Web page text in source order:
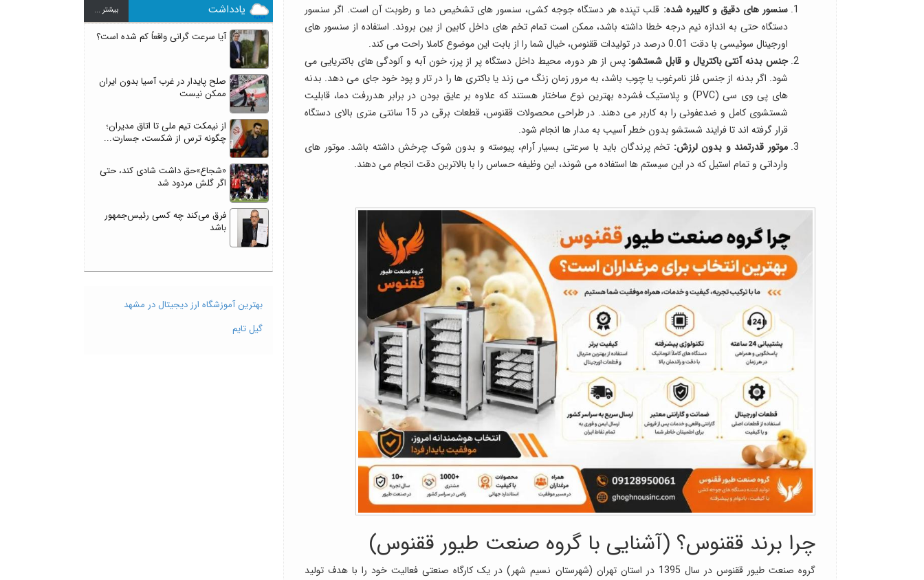
سنسور های دقیق و کالیبره شده: قلب تپنده هر دستگاه جوجه کشی، سنسور های تشخیص دما و رطوبت آن است. اگر سنسور
دستگاه حتی به اندازه نیم درجه خطا داشته باشد، ممکن است تمام تخم های داخل کابین از بین بروند. استفاده از سنسور های
اورجینال سوئیسی با دقت 0.01 درصد در تولیدات ققنوس، خیال شما را از بابت این موضوع کاملا راحت می کند.
جنس بدنه آنتی باکتریال و قابل شستشو:پس از هر دوره، محیط داخل دستگاه پر از پرز، خون آبه و آلودگی های باکتریایی می
شود. اگر بدنه از جنس فلز نامرغوب یا چوب باشد، به مرور زمان زنگ می زند یا باکتری ها را در تار و پود خود جای می دهد. بدنه
های پی وی سی (PVC) و پلاستیک فشرده بهترین نوع ساختار هستند که علاوه بر عایق بودن در برابر هدررفت دما، قابلیت
شستشوی کامل و ضدعفونی را به کاربر می دهند. در طراحی محصولات ققنوس، قطعات برقی در 15 سانتی متری بالای دستگاه
قرار گرفته اند تا فرایند شستشو بدون خطر آسیب به مدار ها انجام شود.
موتور قدرتمند و بدون لرزش: تخم پرندگان باید با سرعتی بسیار آرام، پیوسته و بدون شوک چرخش داشته باشد. موتور های
وارداتی و تمام استیل که در این سیستم ها استفاده می شوند، این وظیفه حساس را با بالاترین دقت انجام می دهند.
چرا برند ققنوس؟ (آشنایی با گروه صنعت طیور ققنوس)
گروه صنعت طیور ققنوس در سال 1395 در استان تهران (شهرستان نسیم شهر) در یک کارگاه صنعتی فعالیت خود را با هدف تولید
یادداشت بيشتر ...
آیا سرعت گرانی واقعاً کم شده است؟
صلح پایدار در غرب آسیا بدون ایران
ممکن نیست
از نیمکت تیم ملی تا اتاق مدیران؛
چگونه ترس از شکست، جسارت...
«شجاع»حق داشت شادی کند، حتی
اگر گلش مردود شد
فرق می‌کند چه کسی رئیس‌جمهور
باشد
بهترین آموزشگاه ارز دیجیتال در مشهد
گیل تایم